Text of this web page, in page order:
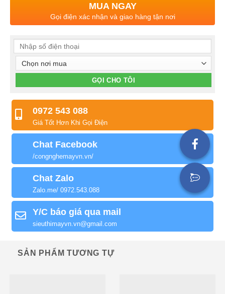
MUA NGAY
Gọi điện xác nhận và giao hàng tận nơi
0972 543 088
Giá Tốt Hơn Khi Gọi Điện
Chat Facebook
/congnghemayvn.vn/
Chat Zalo
Zalo.me/ 0972.543.088
Y/C báo giá qua mail
sieuthimayvn.vn@gmail.com
SẢN PHẨM TƯƠNG TỰ